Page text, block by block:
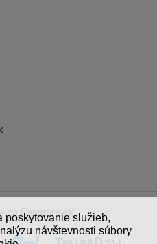
poskytovanie služieb,
návštevnosti súbory
na Fanstore.sk